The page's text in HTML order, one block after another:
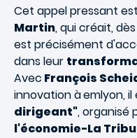
Cet appel pressant
Martin, qui créait, dès
est précisément
dans leur
Avec François
innovation àemlyon,
dirigeant", organisé
l'économie-La